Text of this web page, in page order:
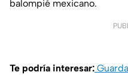
balompié mexicano.
Te podría interesar: